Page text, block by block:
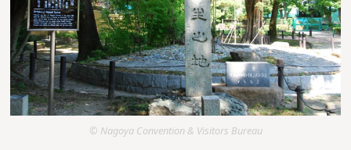
© Nagoya Convention & Visitors Bureau